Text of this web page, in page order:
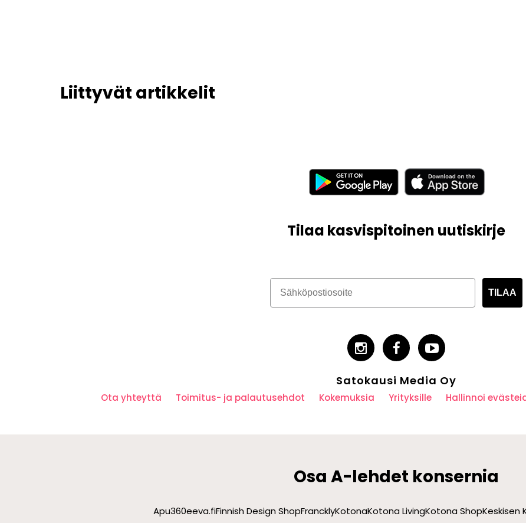
Liittyvät artikkelit
Tilaa kasvispitoinen uutiskirje
TILAA
Satokausi Media Oy
Ota yhteyttä Toimitus- ja palautusehdot Kokemuksia Yrityksille Hallinnoi
Osa A-lehdet konsernia
Apu360eeva.fiFinnish Design ShopFrancklyKotonaKotona LivingKotona ShopKeskisen